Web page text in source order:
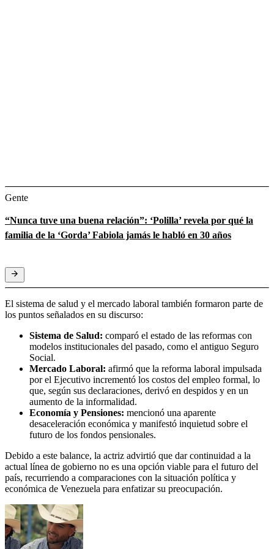
Gente
“Nunca tuve una buena relación”: ‘Polilla’ revela por qué la
familia de la ‘Gorda’ Fabiola jamás le habló en 30 años
El sistema de salud y el mercado laboral también formaron parte de
los puntos señalados en su discurso:
Sistema de Salud: comparó el estado de las reformas con
modelos institucionales del pasado, como el antiguo Seguro
Social.
Mercado Laboral: afirmó que la reforma laboral impulsada
por el Ejecutivo incrementó los costos del empleo formal, lo
que, según sus declaraciones, derivó en despidos y en un
aumento de la informalidad.
Economía y Pensiones: mencionó una aparente
desaceleración económica y manifestó inquietud sobre el
futuro de los fondos pensionales.
Debido a este balance, la actriz advirtió que dar continuidad a la
actual línea de gobierno no es una opción viable para el futuro del
país, recurriendo a comparaciones con la situación política y
económica de Venezuela para enfatizar su preocupación.